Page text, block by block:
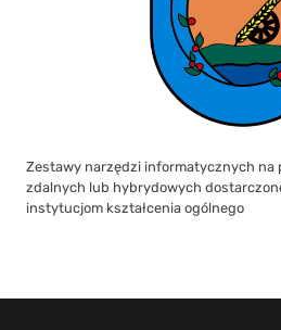
Zestawy narzędzi informatycznych na
zdalnych lub hybrydowych
instytucjom kształcenia ogólnego